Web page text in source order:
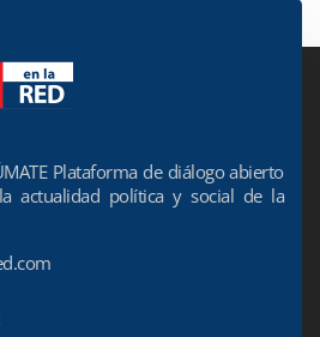
Plataforma de diálogo abierto
actualidad política y social de la